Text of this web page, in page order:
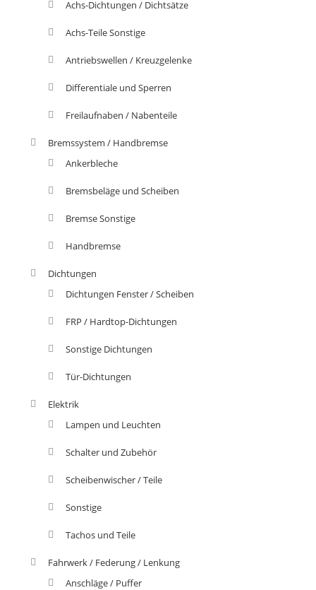
Achs-Dichtungen / Dichtsätze
Achs-Teile Sonstige
Antriebswellen / Kreuzgelenke
Differentiale und Sperren
Freilaufnaben / Nabenteile
Bremssystem / Handbremse
Ankerbleche
Bremsbeläge und Scheiben
Bremse Sonstige
Handbremse
Dichtungen
Dichtungen Fenster / Scheiben
FRP / Hardtop-Dichtungen
Sonstige Dichtungen
Tür-Dichtungen
Elektrik
Lampen und Leuchten
Schalter und Zubehör
Scheibenwischer / Teile
Sonstige
Tachos und Teile
Fahrwerk / Federung / Lenkung
Anschläge / Puffer